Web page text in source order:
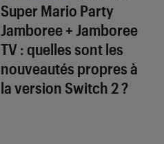
Super Mario Party
Jamboree + Jamboree
TV: quelles sont les
nouveautés propres à
la version Switch 2 ?